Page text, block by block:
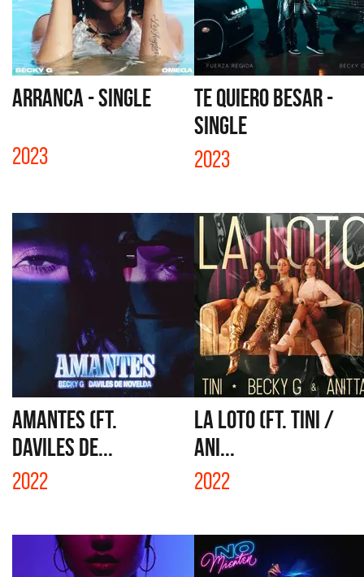
ARRANCA - SINGLE
2023
TE QUIERO BESAR -
SINGLE
2023
AMANTES (FT.
DAVILES DE...
2022
LA LOTO (FT. TINI /
ANI...
2022